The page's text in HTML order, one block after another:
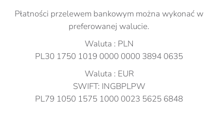
Płatności przelewem bankowym można wykonać w
preferowanej walucie.
Waluta : PLN
PL30 1750 1019 0000 0000 3894 0635
Waluta : EUR
SWIFT: INGBPLPW
PL79 1050 1575 1000 0023 5625 6848